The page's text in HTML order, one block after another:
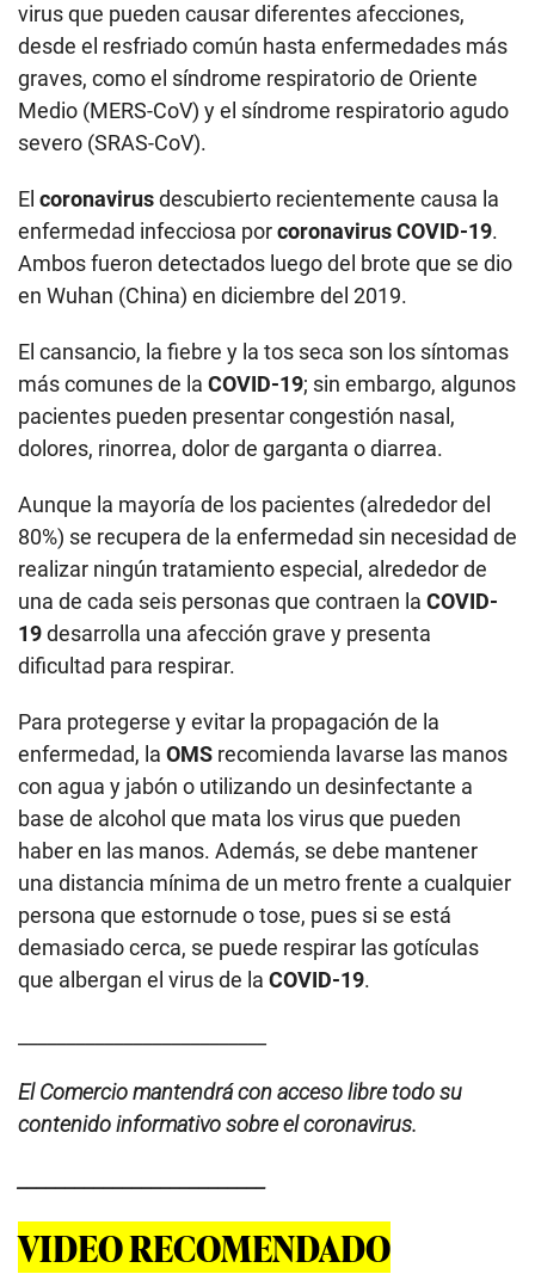
virus que pueden causar diferentes afecciones,
desde el resfriado común hasta enfermedades más
graves, como el síndrome respiratorio de Oriente
Medio (MERS-CoV) y el síndrome respiratorio agudo
severo (SRAS-CoV).
El coronavirusdescubierto recientemente causa la
enfermedad infecciosa porcoronavirus COVID-19.
Ambos fueron detectados luego del brote que se dio
en Wuhan (China) en diciembre del 2019.
El cansancio, la fiebre y la tos seca son los síntomas
más comunes de la COVID-19; sin embargo, algunos
pacientes pueden presentar congestión nasal,
dolores, rinorrea, dolor de garganta o diarrea.
Aunque la mayoría de los pacientes (alrededor del
80%) se recupera de la enfermedad sin necesidad de
realizar ningún tratamiento especial, alrededor de
una de cada seis personas que contraen la COVID-
19desarrolla una afección grave y presenta
dificultad para respirar.
Para protegerse y evitar la propagación de la
enfermedad, la OMS recomienda lavarse las manos
con agua y jabón o utilizando un desinfectante a
base de alcohol que mata los virus que pueden
haber en las manos. Además, se debe mantener
una distancia mínima de un metro frente a cualquier
persona que estornude o tose, pues si se está
demasiado cerca, se puede respirar las gotículas
que albergan el virus de la COVID-19.
El Comercio mantendrá con acceso libre todo su
contenido informativo sobre el coronavirus.
VIDEO RECOMENDADO